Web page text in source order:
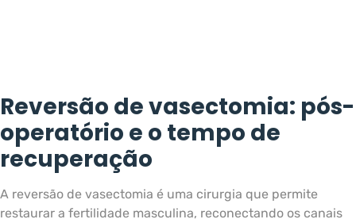
Reversão de vasectomia: pós-
operatório e o tempo de
recuperação
A reversão de vasectomia é uma cirurgia que permite
restaurar a fertilidade masculina, reconectando os canais